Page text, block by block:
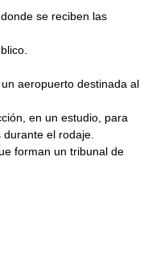
se reciben las
aeropuerto destinada al
en un estudio, para
el rodaje.
forman un tribunal de